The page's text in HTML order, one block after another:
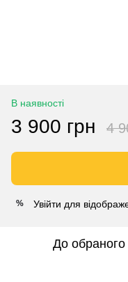
В наявності
3 900 грн 4
% Увійти для
До обраного